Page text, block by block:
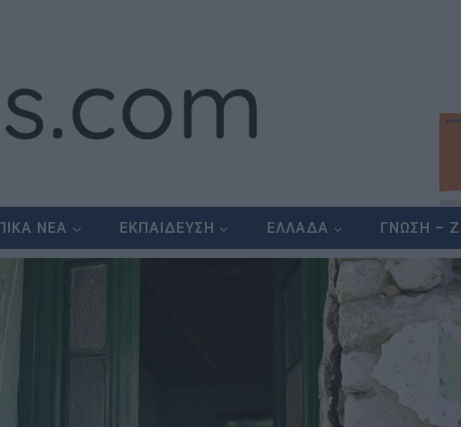
ΝΕΑ ΕΚΠΑΙΔΕΥΣΗ ΕΛΛΑΔΑ ΓΝΩΣΗ –